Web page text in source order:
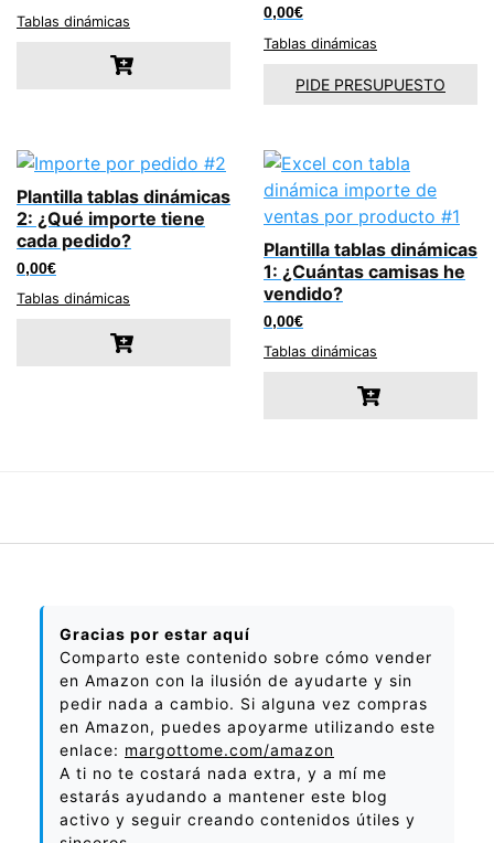
Tablas dinámicas
0,00€
Tablas dinámicas
PIDE PRESUPUESTO
Plantilla tablas dinámicas
2: ¿Qué importe tiene
cada pedido?
0,00€
Tablas dinámicas
Plantilla tablas dinámicas
1: ¿Cuántas camisas he
vendido?
0,00€
Tablas dinámicas
Gracias por estar aquí
Comparto este contenido sobre cómo vender
en Amazon con la ilusión de ayudarte y sin
pedir nada a cambio. Si alguna vez compras
en Amazon, puedes apoyarme utilizando este
enlace: margottome.com/amazon
A ti no te costará nada extra, y a mí me
estarás ayudando a mantener este blog
activo y seguir creando contenidos útiles y